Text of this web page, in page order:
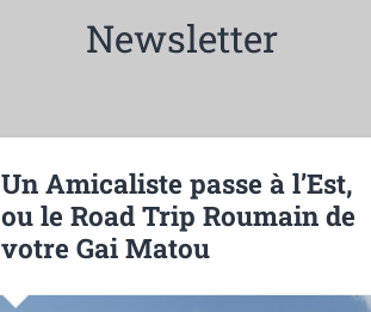
Newsletter
Un Amicaliste passe à l’Est,
ou le Road Trip Roumain de
votre Gai Matou